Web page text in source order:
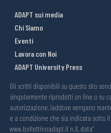
ADAPT sui media
Chi Siamo
Eventi
Lavora con Noi
ADAPT University Press
Gli scritti disponibili su questo sito
singolarmente riprodotti on line o su
autorizzazione, laddove vengano
e a condizione che sia indicata sotto
www.bollettinoadapt.it n.X, data“